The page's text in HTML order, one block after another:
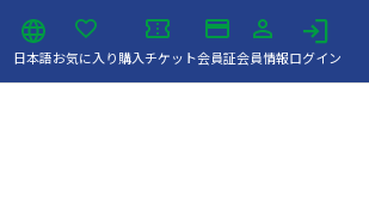
日本語お気に入り購入チケット会員証会員情報ログイン